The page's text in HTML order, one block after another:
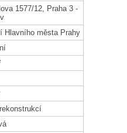
1577/12, Praha 3 -
Hlavního města Prahy